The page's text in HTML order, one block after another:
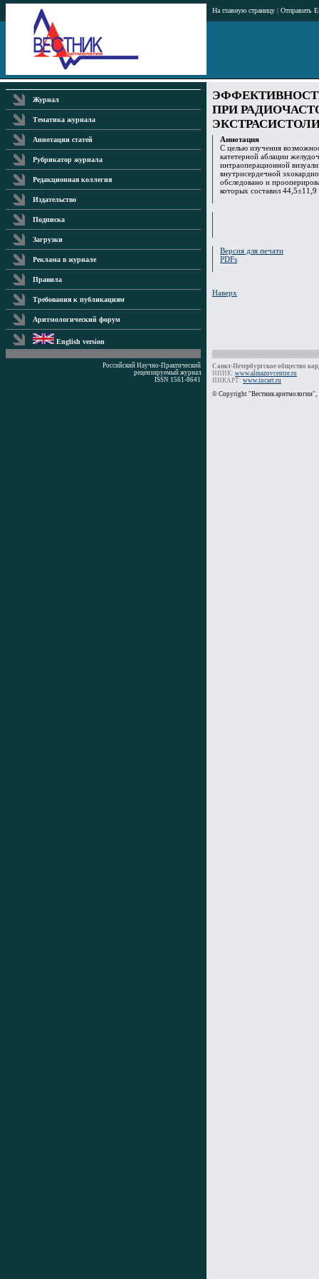
На главную страницу | Отправить
Журнал
Тематика журнала
Аннотации статей
Рубрикатор журнала
Редакционная коллегия
Издательство
Подписка
Загрузки
Реклама в журнале
Правила
Требования к публикациям
Аритмологический форум
English version
ПРИ
Аннотация
С целью изучения
катетерной аблации
интраоперационной
внутрисердечной
обследовано и
которых составил 44,5±11,9
Версия для печати
PDFs
Наверх
Российский Научно-Практический
рецензируемый журнал
ISSN 1561-8641
Санкт-Петербургское общество
НИИК: www.almazovcentre.ru
ИНКАРТ: www.incart.ru
© Copyright "Вестник аритмологии",